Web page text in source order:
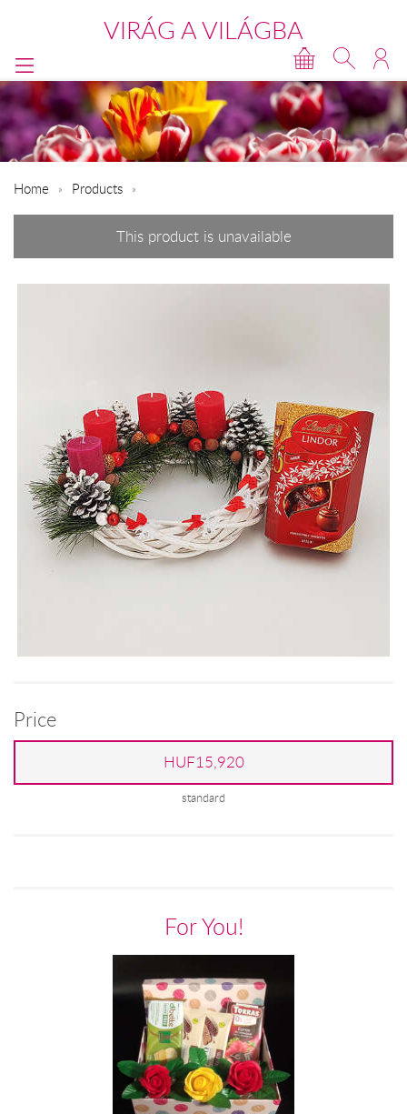
VIRÁG A VILÁGBA
Home Products
This product is unavailable
Price
HUF15,920
standard
For You!